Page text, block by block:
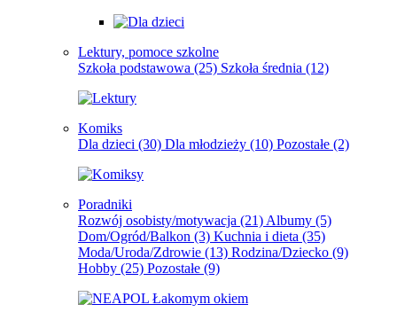
Lektury, pomoce szkolne
Szkoła podstawowa (25) Szkoła średnia (12)
Komiks
Dla dzieci (30) Dla młodzieży (10) Pozostałe (2)
Poradniki
Rozwój osobisty/motywacja (21) Albumy (5)
Dom/Ogród/Balkon (3) Kuchnia i dieta (35)
Moda/Uroda/Zdrowie (13) Rodzina/Dziecko (9)
Hobby (25) Pozostałe (9)